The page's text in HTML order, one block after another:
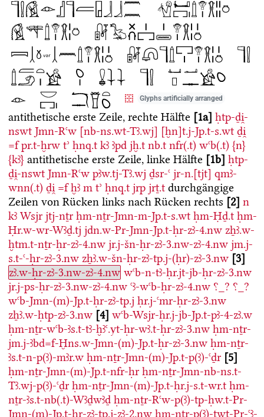
Glyphs artificially arranged
antithetische erste Zeile, rechte Hälfte 1a ḥtp-ḏi̯-
nswt Jmn-Rꜥw [nb-ns.wt-Tꜣ.wj] [ḫn]t.j-Jp.t-s.wt ḏi̯
=f pr.t-ḫrw tʾ ḥnq.t kꜣ ꜣpd jḫ.t nb.t nfr(.t) wꜥb(.t) {n}
{kꜣ} antithetische erste Zeile, linke Hälfte 1b ḥtp-
ḏi̯-nswt Jmn-Rꜥw pꜣw.tj-Tꜣ.wj ḏsr-ꜥ jr-n.[tjt] qmꜣ-
wnn(.t) ḏi̯ =f ḫꜣ m tʾ ḥnq.t jrp jrṯ.t durchgängige
Zeilen von Rücken links nach Rücken rechts 2 n
kꜣ Wsjr jtj-nṯr ḥm-nṯr-Jmn-m-Jp.t-s.wt ḥm-Ḥḏ.t ḥm-
Ḥr.w-wr-Wꜣḏ.tj jdn.w-Pr-Jmn-Jp.t-ḥr-zꜣ-4.nw zẖꜣ.w-
ḫtm.t-nṯr-ḥr-zꜣ-4.nw jr.j-šn-ḥr-zꜣ-3.nw-zꜣ-4.nw jm.j-
s.t-ꜥ-ḥr-zꜣ-3.nw zẖꜣ.w-šn-ḥr-zꜣ-tp.j-(ḥr)-zꜣ-3.nw 3
zꜣ.w-ḥr-zꜣ-3.nw-zꜣ-4.nw wꜥb-n-tꜣ-ḥr.jt-jb-ḥr-zꜣ-3.nw
jr.j-ps-ḥr-zꜣ-3.nw-zꜣ-4.nw ꜥꜣ-wꜥb-ḥr-zꜣ-4.nw ⸮_? ⸮_?
wꜥb-Jmn-(m)-Jp.t-ḥr-zꜣ-tp.j ḥr.j-ꜥmr-ḥr-zꜣ-3.nw
zẖꜣ.w-ḥtp-zꜣ-3.nw 4 wꜥb-Wsjr-ḥr.j-jb-Jp.t-pꜣ-4-zꜣ.w
ḥm-nṯr-wꜥb-ꜣs.t-tꜣ-ḫꜣꜥ.yt-ḥr-wꜣ.t-ḥr-zꜣ-3.nw ḥm-nṯr-
jm.j-ꜣbd=f-Ḫns.w-Jmn-(m)-Jp.t-ḥr-zꜣ-3.nw ḥm-nṯr-
ꜣs.t-n-p(ꜣ)-mꜣr.w ḥm-nṯr-Jmn-(m)-Jp.t-p(ꜣ)-ꜥḏr 5
ḥm-nṯr-Jmn-(m)-Jp.t-nfr-ḥr ḥm-nṯr-Jmn-nb-ns.t-
Tꜣ.wj-p(ꜣ)-ꜥḏr ḥm-nṯr-Jmn-(m)-Jp.t-ḥr.j-s.t-wr.t ḥm-
nṯr-ꜣs.t-nb(.t)-Wꜣḏwꜣḏ ḥm-nṯr-Rꜥw-p(ꜣ)-tp-ḥw.t-Pr-
Jmn-(m)-Jp.t-ḥr-zꜣ-tp.j-zꜣ-2.nw ḥm-nṯr-p(ꜣ)-twt-Pr-ꜥꜣ-